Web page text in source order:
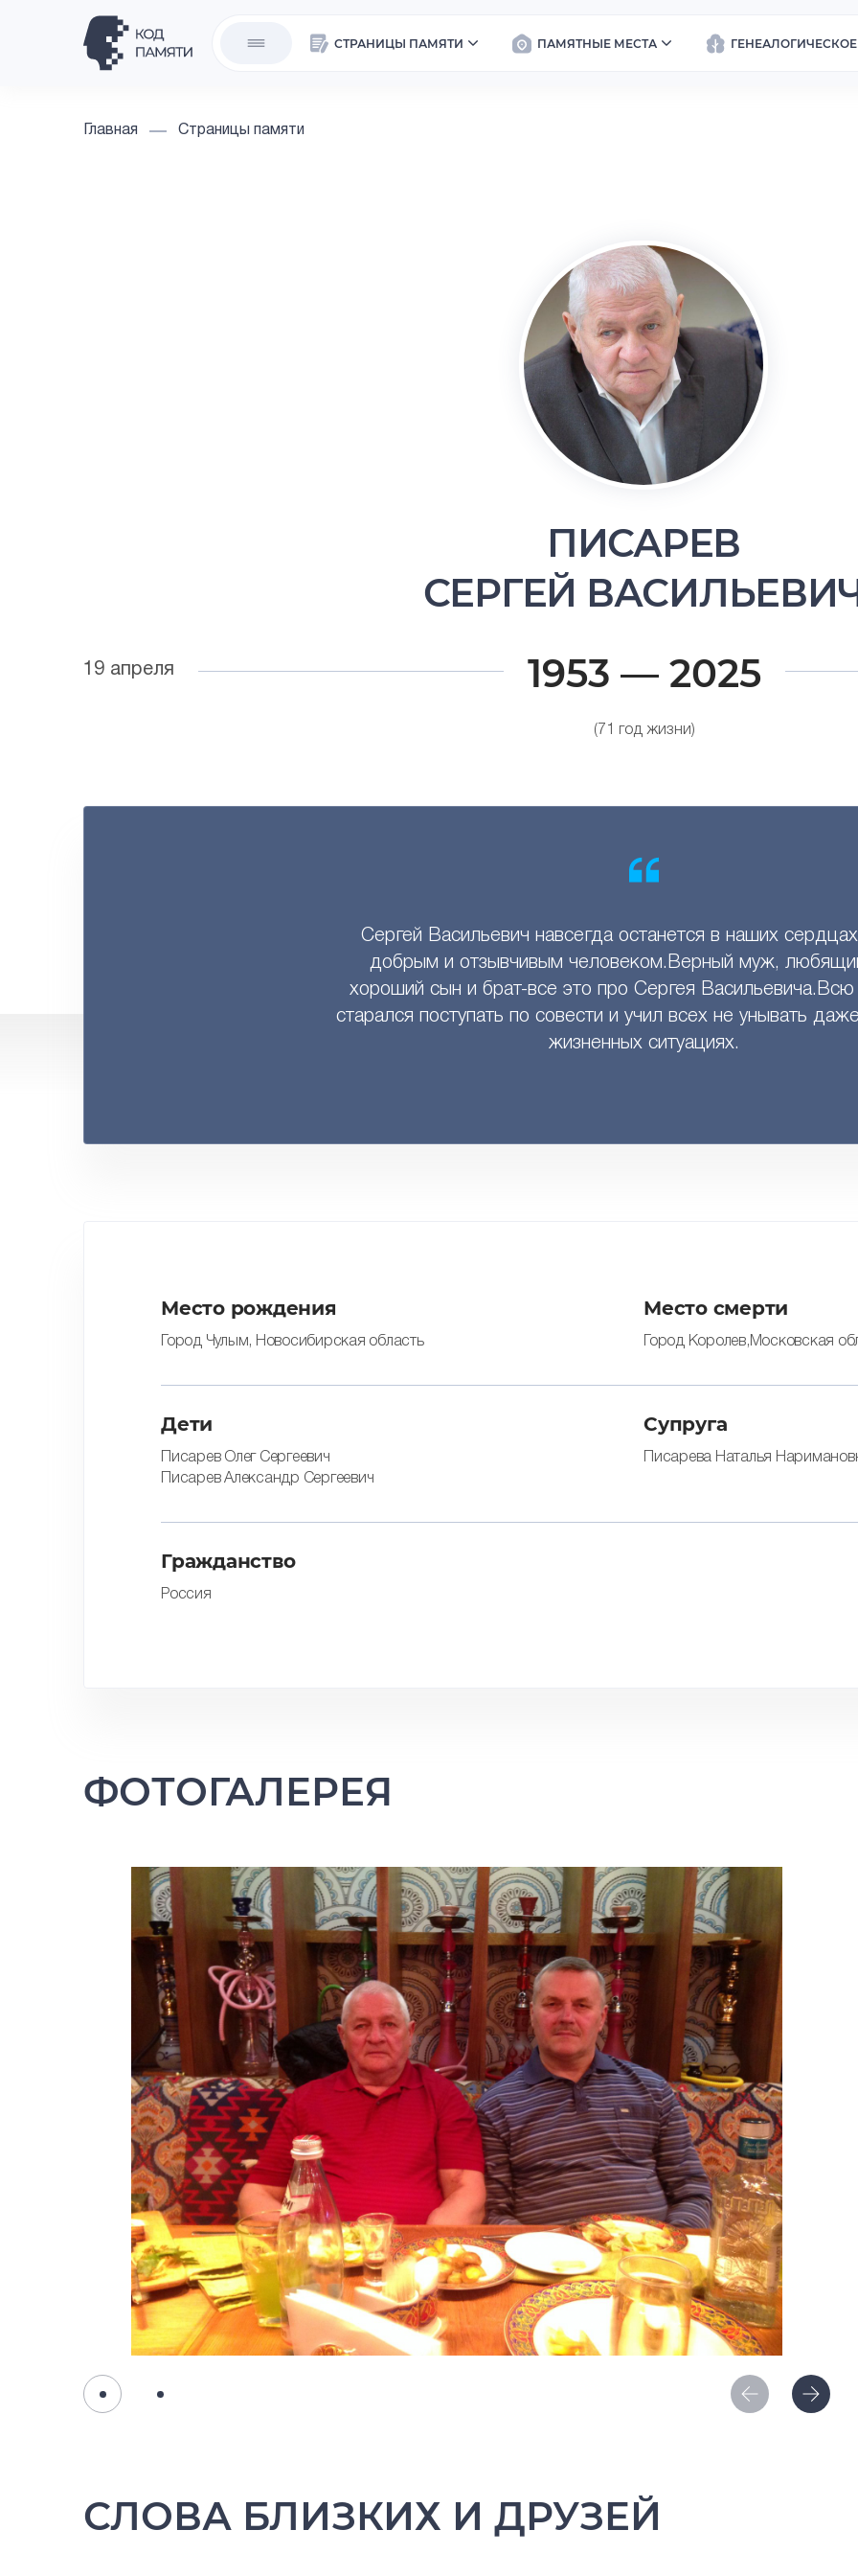
СТРАНИЦЫ ПАМЯТИ ПАМЯТНЫЕ МЕСТА
Главная Страницы памяти
ПИСАРЕВ
СЕРГЕЙ
19 апреля 1953 — 2025
(71 год жизни)
Сергей Васильевич навсегда останется в наших
добрым и отзывчивым человеком.Верный муж,
хороший сын и брат-все это про Сергея
старался поступать по совести и учил всех не унывать
жизненных ситуациях.
Место рождения
Город Чулым, Новосибирская область
Место смерти
Город Королев,Московская
Дети
Писарев Олег Сергеевич
Писарев Александр Сергеевич
Супруга
Писарева Наталья
Гражданство
Россия
ФОТОГАЛЕРЕЯ
СЛОВА БЛИЗКИХ И ДРУЗЕЙ